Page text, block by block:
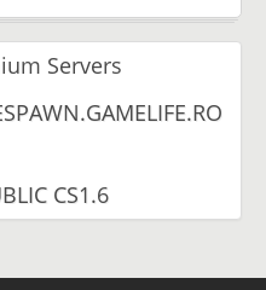
Servers
CS1.6